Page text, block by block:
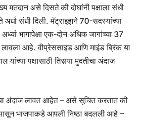
मतदान असे दिसते की दोघांनी पक्षाला संधी
अर्धा संधी दिली. मॅट्राइझने 70-सदस्यांच्या
अर्ध्या भागापेक्षा एक-दोन अधिक जागांच्या 37
लावला आहे. वीप्रेससाइड आणि माइंड ब्रिंक या
यांच्या पक्षासाठी तिसर्‍या मुदतीचा अंदाज
अंदाज लावत आहेत – असे सूचित करतात की
भाजपाकडे आपली निष्ठा बदलली आहे –